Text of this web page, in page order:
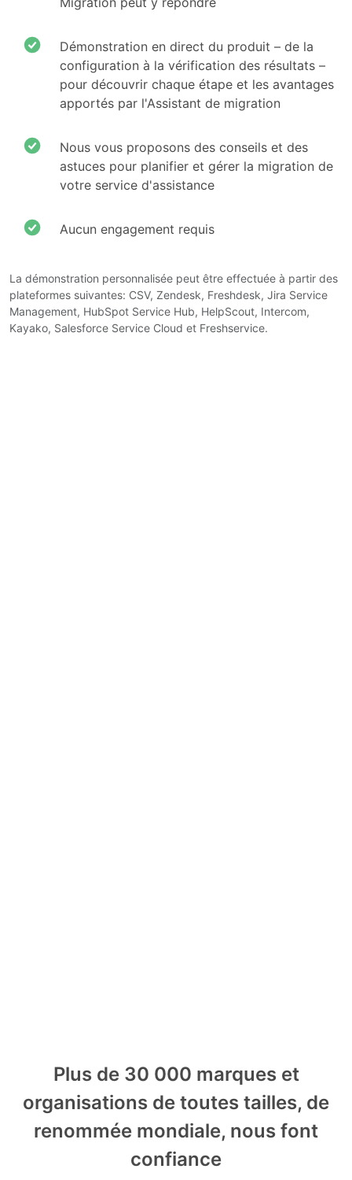
Démonstration en direct du produit – de la
configuration à la vérification des résultats –
pour découvrir chaque étape et les avantages
apportés par l'Assistant de migration
Nous vous proposons des conseils et des
astuces pour planifier et gérer la migration de
votre service d'assistance
Aucun engagement requis
La démonstration personnalisée peut être effectuée à partir des
plateformes suivantes: CSV, Zendesk, Freshdesk, Jira Service
Management, HubSpot Service Hub, HelpScout, Intercom,
Kayako, Salesforce Service Cloud et Freshservice.
Plus de 30 000 marques et
organisations de toutes tailles, de
renommée mondiale, nous font
confiance